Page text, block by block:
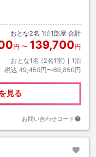
おとな2名 1泊1部屋 合計
円 〜 139,700円
おとな1名 (2名1室)｜ 1泊
税込 49,450円〜69,850円
見る
お問い合わせコード